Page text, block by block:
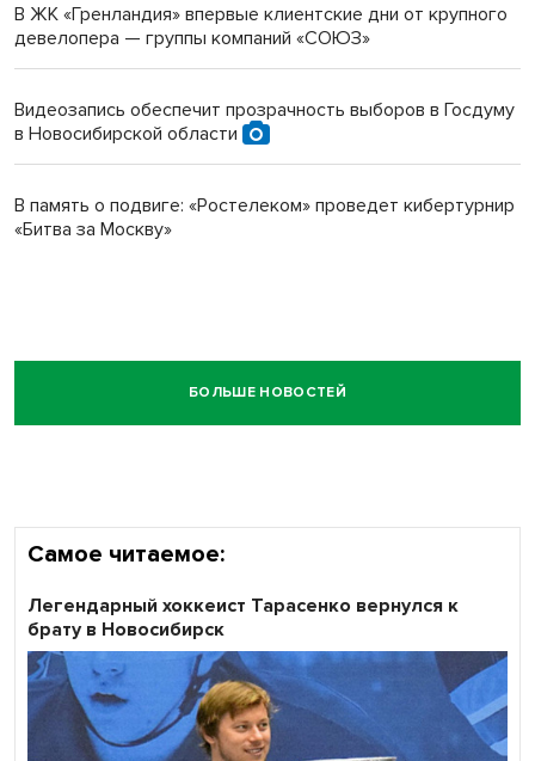
В ЖК «Гренландия» впервые клиентские дни от крупного
девелопера — группы компаний «СОЮЗ»
Видеозапись обеспечит прозрачность выборов в Госдуму
в Новосибирской области
В память о подвиге: «Ростелеком» проведет кибертурнир
«Битва за Москву»
БОЛЬШЕ НОВОСТЕЙ
Самое читаемое:
Легендарный хоккеист Тарасенко вернулся к
брату в Новосибирск